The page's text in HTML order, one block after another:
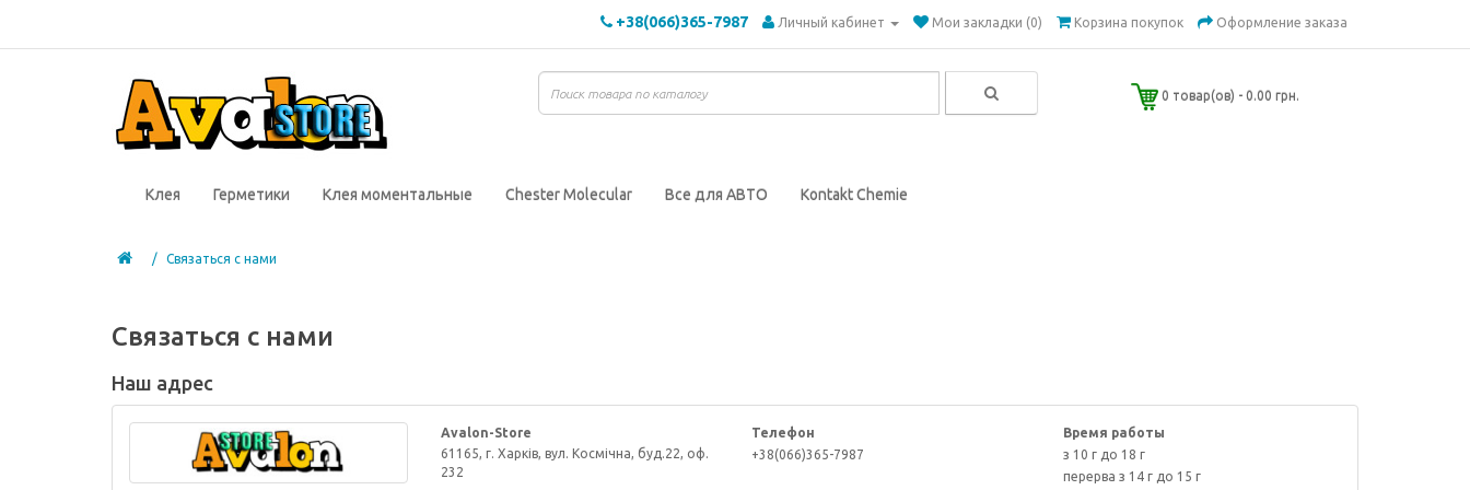
+38(066)365-7987 Личный кабинет Мои закладки (0) Корзина покупок Оформление заказа
0 товар(ов) - 0.00 грн.
Клея Герметики Клея моментальные Chester Molecular Все для АВТО Kontakt Chemie
Связаться с нами
Связаться с нами
Наш адрес
Avalon-Store
61165, г. Харків, вул. Космічна, буд.22, оф.
232
Телефон
+38(066)365-7987
Время работы
з 10 г до 18 г
перерва з 14 г до 15 г